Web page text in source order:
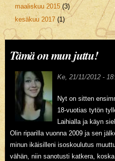
maaliskuu 2015(3)
kesäkuu 2017(1)
Tämä on mun juttu!
Ke, 21/11/2012 -
Nyt on sitten
18-vuotias tytön
Laihialla ja käyn
Olin riparilla vuonna 2009 ja sen
minun ikäisilleni isoskoulutus
vähän, niin sanotusti katkera,